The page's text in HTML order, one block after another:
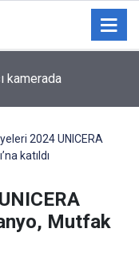
2024 UNICERA
katıldı
Mutfak